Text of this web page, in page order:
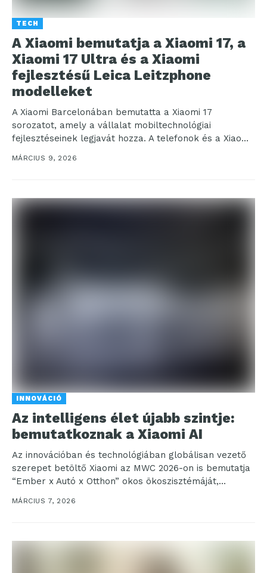
TECH
A Xiaomi bemutatja a Xiaomi 17, a
Xiaomi 17 Ultra és a Xiaomi
fejlesztésű Leica Leitzphone
modelleket
A Xiaomi Barcelonában bemutatta a Xiaomi 17
sorozatot, amely a vállalat mobiltechnológiai
fejlesztéseinek legjavát hozza. A telefonok és a Xiaomi
Pad 8 sorozat...
MÁRCIUS 9, 2026
INNOVÁCIÓ
Az intelligens élet újabb szintje:
bemutatkoznak a Xiaomi AI
Az innovációban és technológiában globálisan vezető
szerepet betöltő Xiaomi az MWC 2026-on is bemutatja
“Ember x Autó x Otthon” okos ökoszisztémáját,
MÁRCIUS 7, 2026